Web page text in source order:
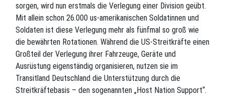
sorgen, wird nun erstmals die Verlegung einer Division geübt.
Mit allein schon 26.000 us-amerikanischen Soldatinnen und
Soldaten ist diese Verlegung mehr als fünfmal so groß wie
die bewährten Rotationen. Während die US-Streitkräfte einen
Großteil der Verlegung ihrer Fahrzeuge, Geräte und
Ausrüstung eigenständig organisieren, nutzen sie im
Transitland Deutschland die Unterstützung durch die
Streitkräftebasis – den sogenannten „Host Nation Support“.